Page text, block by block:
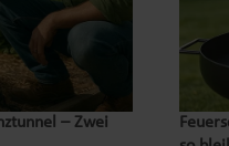
– Zwei